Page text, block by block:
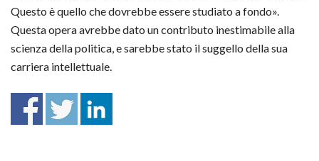
Questo è quello che dovrebbe essere studiato a fondo».
Questa opera avrebbe dato un contributo inestimabile alla
scienza della politica, e sarebbe stato il suggello della sua
carriera intellettuale.